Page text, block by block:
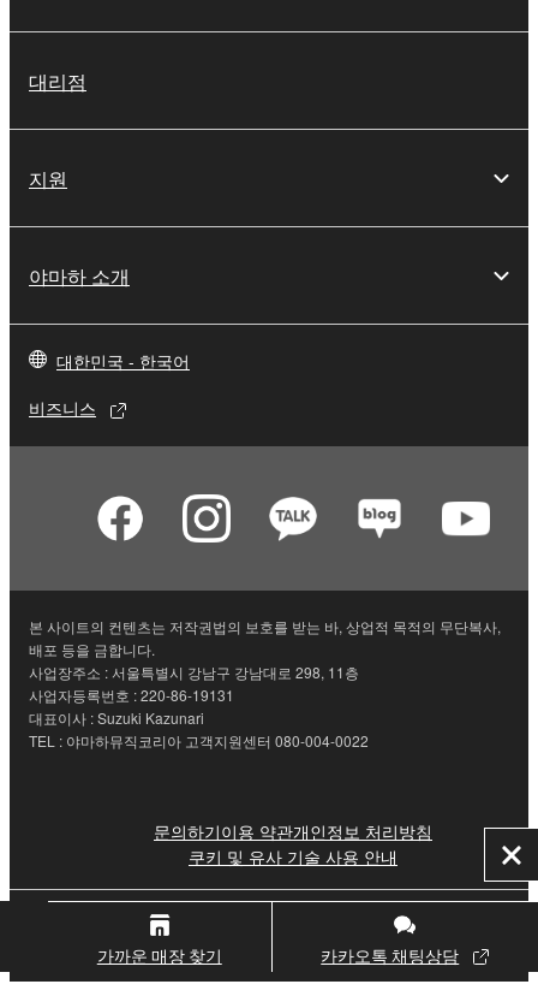
가까운 매장 찾기 카카오톡 채팅상담
닫
기
대리점
지원
야마하 소개
대한민국 - 한국어
비즈니스
본 사이트의 컨텐츠는 저작권법의 보호를 받는 바, 상업적 목적의 무단복사,
배포 등을 금합니다.
사업장주소 : 서울특별시 강남구 강남대로 298, 11층
사업자등록번호 : 220-86-19131
대표이사 : Suzuki Kazunari
TEL : 야마하뮤직코리아 고객지원센터 080-004-0022
문의하기이용 약관개인정보 처리방침
쿠키 및 유사 기술 사용 안내